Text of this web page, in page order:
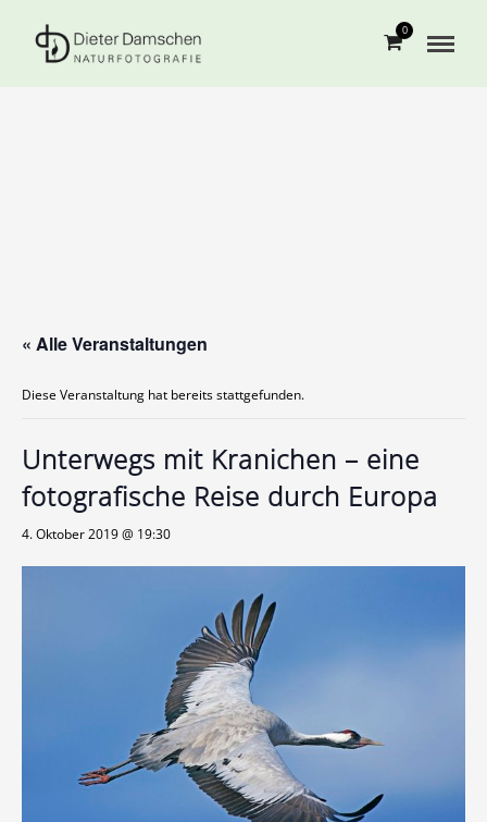
0
« Alle Veranstaltungen
Diese Veranstaltung hat bereits stattgefunden.
Unterwegs mit Kranichen – eine
fotografische Reise durch Europa
4. Oktober 2019 @ 19:30